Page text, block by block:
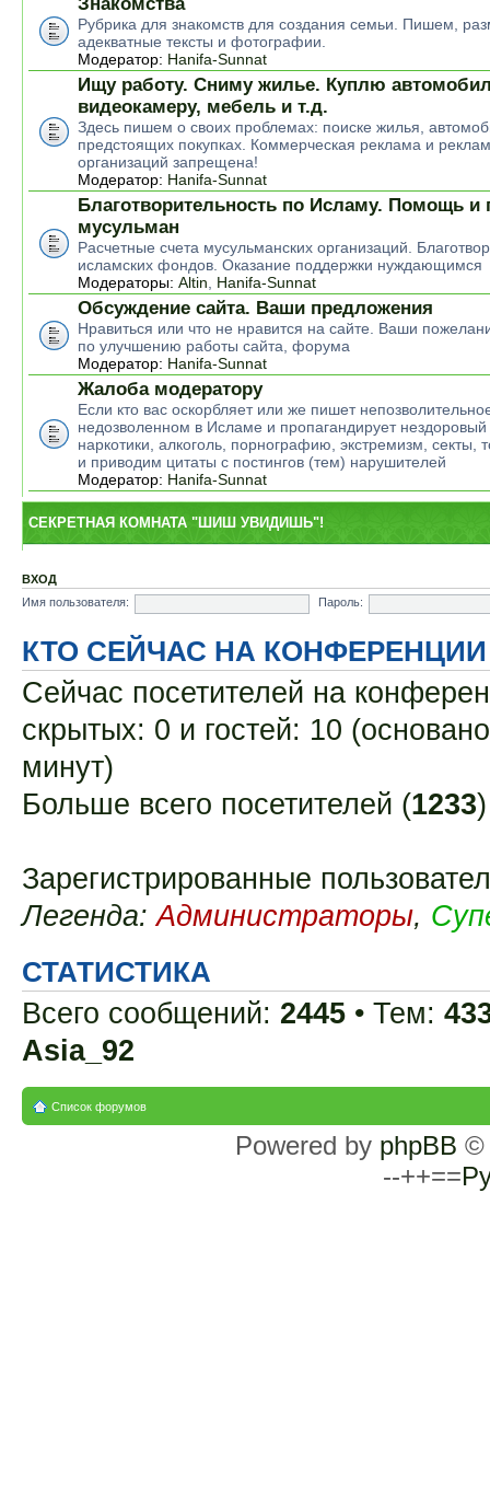
Рубрика для знакомств для создания семьи. Пишем,
адекватные тексты и фотографии.
Модератор: Hanifa-Sunnat
Ищу работу. Сниму жилье. Куплю
видеокамеру, мебель и т.д.
Здесь пишем о своих проблемах: поиске жилья,
предстоящих покупках. Коммерческая реклама и
организаций запрещена!
Модератор: Hanifa-Sunnat
Благотворительность по Исламу. Помощь и
мусульман
Расчетные счета мусульманских организаций.
исламских фондов. Оказание поддержки нуждающимся
Модераторы: Altin Hanifa-Sunnat
Обсуждение сайта. Ваши предложения
Нравиться или что не нравится на сайте. Ваши
по улучшению работы сайта, форума
Модератор: Hanifa-Sunnat
Жалоба модератору
Если кто вас оскорбляет или же пишет
недозволенном в Исламе и пропагандирует
наркотики, алкоголь, порнографию, экстремизм, секты,
и приводим цитаты с постингов (тем) нарушителей
Модератор: Hanifa-Sunnat
СЕКРЕТНАЯ КОМНАТА "ШИШ УВИДИШЬ"!
ВХОД
Имя пользователя:
Пароль:
КТО СЕЙЧАС НА КОНФЕРЕНЦИИ
Сейчас посетителей на
скрытых: 0 и гостей: 10
минут)
Больше всего посетителей (1233
Зарегистрированные
Легенда:Администраторы,
СТАТИСТИКА
Всего сообщений: 2445 • Тем:
Asia_92
Список форумов
Powered by phpBB ©
--++==